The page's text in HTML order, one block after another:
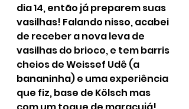
dia 14, então já preparem suas
vasilhas! Falando nisso, acabei
de receber a nova leva de
vasilhas do brioco, e tem barris
cheios de Weissef Udê (a
bananinha) e uma experiência
que fiz, base de Kölsch mas